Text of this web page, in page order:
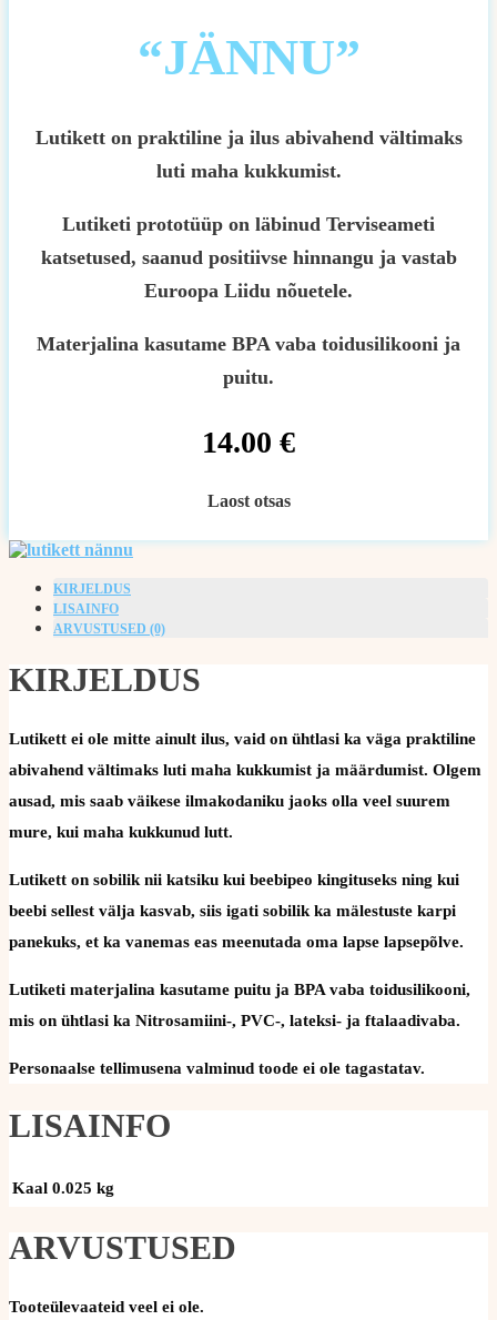
“JÄNNU”
Lutikett on praktiline ja ilus abivahend vältimaks
luti maha kukkumist.
Lutiketi prototüüp on läbinud Terviseameti
katsetused, saanud positiivse hinnangu ja vastab
Euroopa Liidu nõuetele.
Materjalina kasutame BPA vaba toidusilikooni ja
puitu.
14.00 €
Laost otsas
KIRJELDUS
LISAINFO
ARVUSTUSED (0)
KIRJELDUS
Lutikett ei ole mitte ainult ilus, vaid on ühtlasi ka väga praktiline
abivahend vältimaks luti maha kukkumist ja määrdumist. Olgem
ausad, mis saab väikese ilmakodaniku jaoks olla veel suurem
mure, kui maha kukkunud lutt.
Lutikett on sobilik nii katsiku kui beebipeo kingituseks ning kui
beebi sellest välja kasvab, siis igati sobilik ka mälestuste karpi
panekuks, et ka vanemas eas meenutada oma lapse lapsepõlve.
Lutiketi materjalina kasutame puitu ja BPA vaba toidusilikooni,
mis on ühtlasi ka Nitrosamiini-, PVC-, lateksi- ja ftalaadivaba.
Personaalse tellimusena valminud toode ei ole tagastatav.
LISAINFO
Kaal 0.025 kg
ARVUSTUSED
Tooteülevaateid veel ei ole.